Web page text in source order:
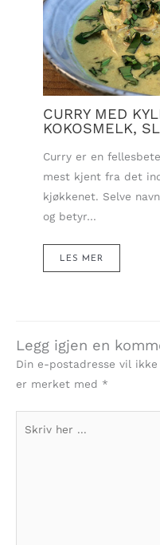
CURRY MED
KOKOSMELK,
Curry er en
mest kjent fra det
kjøkkenet. Selve
og betyr…
LES MER
Legg igjen en
Din e-postadresse vil
er merket med *